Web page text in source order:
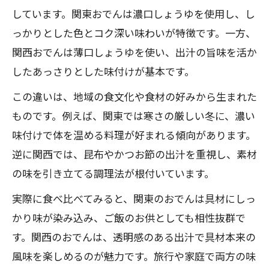
しています。関東おでんは濃口しょうゆを使用し、し
っかりとした色とコク深い味わいが特徴です。一方、
関西おでんは薄口しょうゆを使い、出汁の旨味を活か
したあっさりとした味付けが基本です。
この違いは、地域の食文化や食材の好みから生まれた
ものです。例えば、関東では寒さの厳しい冬に、濃い
味付けで体を温める料理が好まれる傾向があります。
逆に関西では、昆布やかつお節の出汁を重視し、素材
の味を引き立てる調理法が根付いています。
実際に食べ比べてみると、関東のおでんは具材にしっ
かり味が染み込み、ご飯のお供としても相性抜群で
す。関西のおでんは、透明感のある出汁で具材本来の
風味を楽しめるのが魅力です。旅行や家庭で両方の味